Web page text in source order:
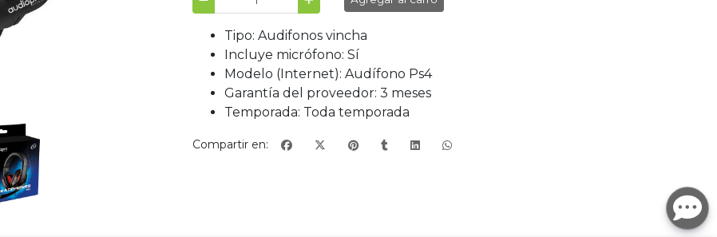
Tipo: Audifonos vincha
Incluye micrófono: Sí
Modelo (Internet): Audífono Ps4
Garantía del proveedor: 3 meses
Temporada: Toda temporada
Compartir en: